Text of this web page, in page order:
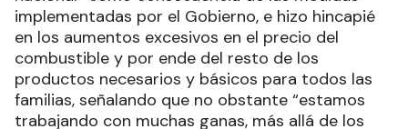
implementadas por el Gobierno, e hizo hincapié
en los aumentos excesivos en el precio del
combustible y por ende del resto de los
productos necesarios y básicos para todos las
familias, señalando que no obstante “estamos
trabajando con muchas ganas, más allá de los